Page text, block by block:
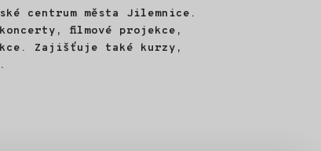
centrum města Jilemnice.
filmové projekce,
Zajišťuje také kurzy,